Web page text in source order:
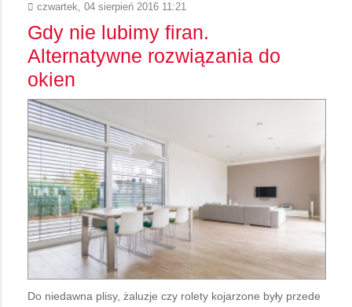
czwartek, 04 sierpień 2016 11:21
Gdy nie lubimy firan.
Alternatywne rozwiązania do
okien
Do niedawna plisy, żaluzje czy rolety kojarzone były przede